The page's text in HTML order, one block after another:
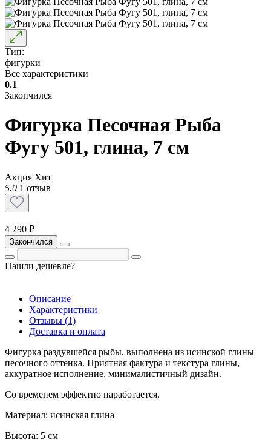
Тип:
фигурки
Все характеристики
0.1
Закончился
Фигурка Песочная Рыба
Фугу 501, глина, 7 см
Акция Хит
5.0 1 отзыв
4 290 ₽
Закончился
Нашли дешевле?
Описание
Характеристики
Отзывы (1)
Доставка и оплата
Фигурка раздувшейся рыбы, выполнена из исинской глины
песочного оттенка. Приятная фактура и текстура глины,
аккуратное исполнение, минималистичный дизайн.
Со временем эффектно наработается.
Материал: исинская глина
Высота: 5 см